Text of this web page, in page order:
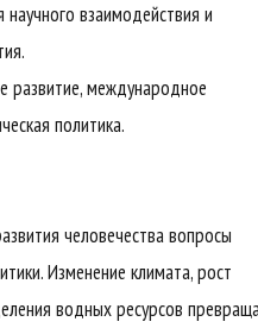
взаимодействия и
развитие, международное
политика.
человечества вопросы
Изменение климата, рост
водных ресурсов